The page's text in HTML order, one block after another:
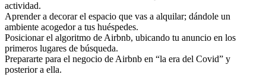
actividad.
Aprender a decorar el espacio que vas a alquilar; dándole un
ambiente acogedor a tus huéspedes.
Posicionar el algoritmo de Airbnb, ubicando tu anuncio en los
primeros lugares de búsqueda.
Prepararte para el negocio de Airbnb en “la era del Covid” y
posterior a ella.